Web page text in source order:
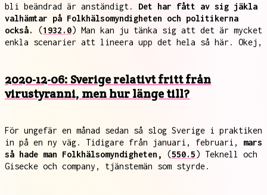
bli beändrad är anständigt. Det har fått av sig jäkla
valhämtar på Folkhälsomyndigheten och politikerna
också.
(1932.0) Man kan ju tänka sig att det är mycket
enkla scenarier att lineera upp det hela så här. Okej,
2020-12-06: Sverige relativt fritt från
virustyranni, men hur länge till?
För ungefär en månad sedan så slog Sverige i praktiken
in på en ny väg. Tidigare från januari, februari, mars
så hade man Folkhälsomyndigheten,
(550.5) Teknell och
Gisecke och company, tjänstemän som styrde.